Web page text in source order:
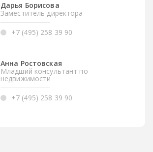
Дарья Борисова
Заместитель директора
+7 (495) 258 39 90
Анна Ростовская
Младший консультант по
недвижимости
+7 (495) 258 39 90